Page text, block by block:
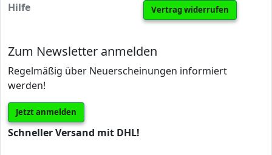
Hilfe
Vertrag widerrufen
Zum Newsletter anmelden
Regelmäßig über Neuerscheinungen informiert
werden!
Jetzt anmelden
Schneller Versand mit DHL!